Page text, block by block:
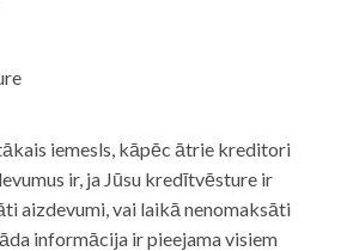
iemesls, kāpēc ātrie kreditori
ir, ja Jūsu kredītvēsture ir
aizdevumi, vai laikā nenomaksāti
informācija ir pieejama visiem